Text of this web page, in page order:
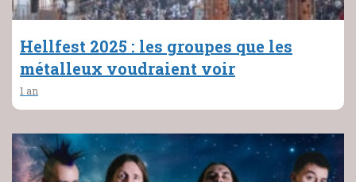
Hellfest 2025 : les groupes que les
métalleux voudraient voir
1 an